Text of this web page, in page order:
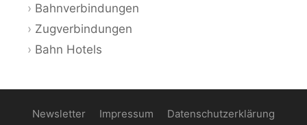
Bahnverbindungen
Zugverbindungen
Bahn Hotels
Newsletter Impressum Datenschutzerklärung